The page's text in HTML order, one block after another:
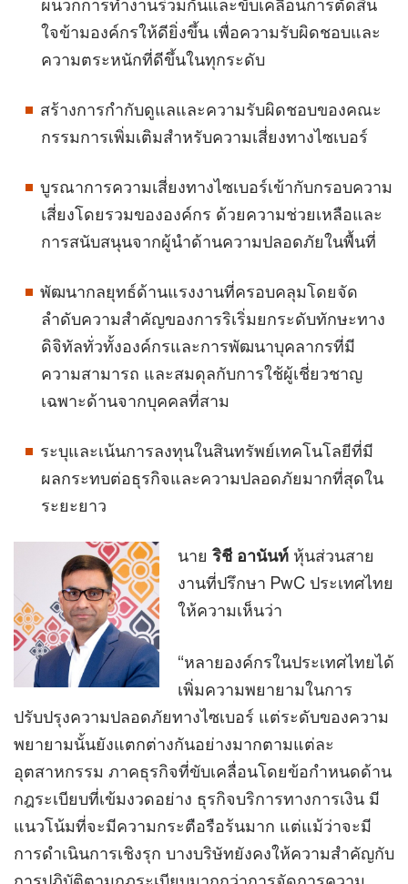
ผนวกการทำงานร่วมกันและขับเคลื่อนการตัดสิน
ใจข้ามองค์กรให้ดียิ่งขึ้น เพื่อความรับผิดชอบและ
ความตระหนักที่ดีขึ้นในทุกระดับ
สร้างการกำกับดูแลและความรับผิดชอบของคณะ
กรรมการเพิ่มเติมสำหรับความเสี่ยงทางไซเบอร์
บูรณาการความเสี่ยงทางไซเบอร์เข้ากับกรอบความ
เสี่ยงโดยรวมขององค์กร ด้วยความช่วยเหลือและ
การสนับสนุนจากผู้นำด้านความปลอดภัยในพื้นที่
พัฒนากลยุทธ์ด้านแรงงานที่ครอบคลุมโดยจัด
ลำดับความสำคัญของการริเริ่มยกระดับทักษะทาง
ดิจิทัลทั่วทั้งองค์กรและการพัฒนาบุคลากรที่มี
ความสามารถ และสมดุลกับการใช้ผู้เชี่ยวชาญ
เฉพาะด้านจากบุคคลที่สาม
ระบุและเน้นการลงทุนในสินทรัพย์เทคโนโลยีที่มี
ผลกระทบต่อธุรกิจและความปลอดภัยมากที่สุดใน
ระยะยาว
นาย ริชี อานันท์ หุ้นส่วนสาย
งานที่ปรึกษา PwC ประเทศไทย
ให้ความเห็นว่า
“หลายองค์กรในประเทศไทยได้
เพิ่มความพยายามในการ
ปรับปรุงความปลอดภัยทางไซเบอร์ แต่ระดับของความ
พยายามนั้นยังแตกต่างกันอย่างมากตามแต่ละ
อุตสาหกรรม ภาคธุรกิจที่ขับเคลื่อนโดยข้อกำหนดด้าน
กฎระเบียบที่เข้มงวดอย่าง ธุรกิจบริการทางการเงิน มี
แนวโน้มที่จะมีความกระตือรือร้นมาก แต่แม้ว่าจะมี
การดำเนินการเชิงรุก บางบริษัทยังคงให้ความสำคัญกับ